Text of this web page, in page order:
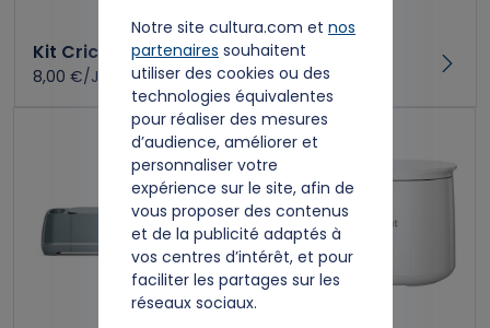
Notre site cultura.com et nos
partenaires souhaitent
utiliser des cookies ou des
technologies équivalentes
pour réaliser des mesures
d’audience, améliorer et
personnaliser votre
expérience sur le site, afin de
vous proposer des contenus
et de la publicité adaptés à
vos centres d’intérêt, et pour
faciliter les partages sur les
réseaux sociaux.
Kit Cricut Maker 3
8,00 €/Jour
Kit Cricut Joy
5,00 €/Jour